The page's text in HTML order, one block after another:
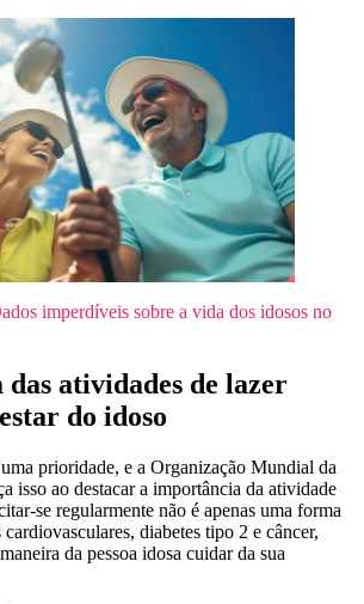
imperdíveis sobre a vida dos idosos no
atividades de lazer
do idoso
prioridade, e a Organização Mundial da
isso ao destacar a importância da atividade
se regularmente não é apenas uma forma
diabetes tipo 2 e câncer,
da pessoa idosa cuidar da sua